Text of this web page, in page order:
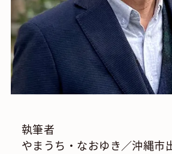
執筆者
やまうち・なおゆき／沖縄市